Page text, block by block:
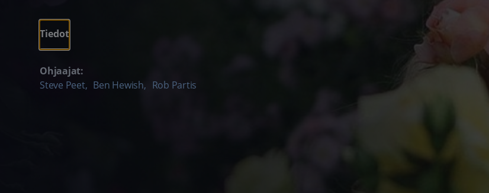
Tiedot
Ohjaajat:
Steve Peet, Ben Hewish, Rob Partis